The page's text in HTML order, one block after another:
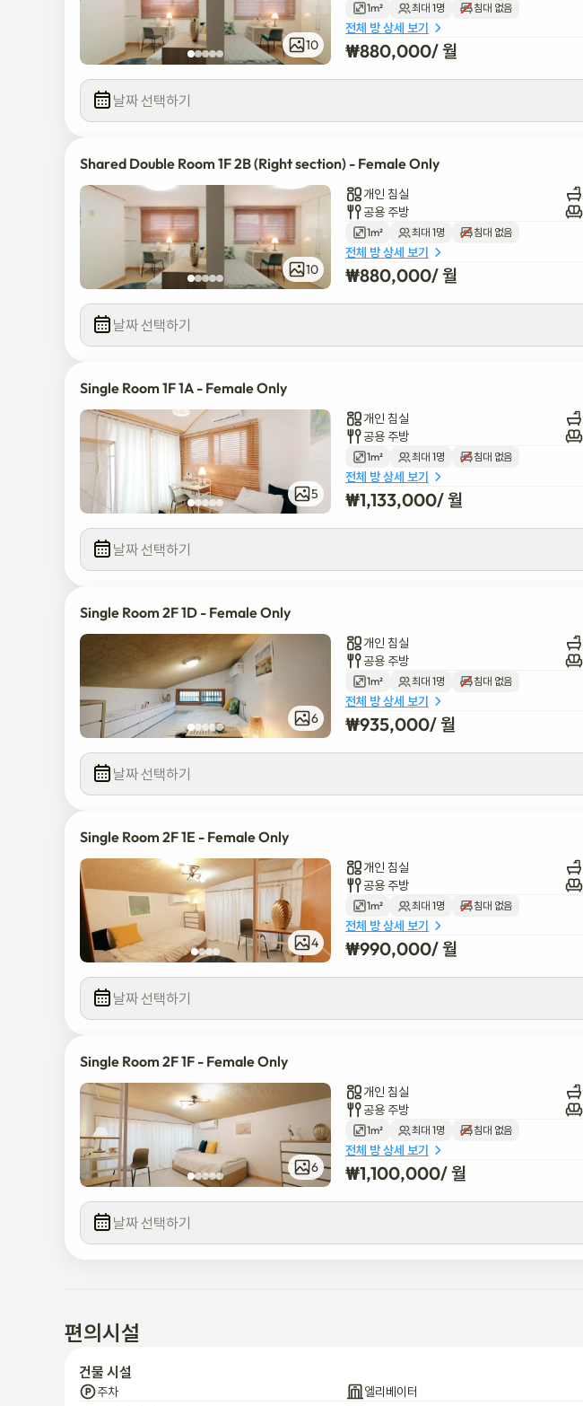
10
1m² 최대 1명 침대 없음
전체 방 상세 보기
₩880,000/ 월
날짜 선택하기
Shared Double Room 1F 2B (Right section) - Female Only
10
개인 침실
공용 주방
1m² 최대 1명 침대 없음
전체 방 상세 보기
₩880,000/ 월
날짜 선택하기
Single Room 1F 1A - Female Only
5
개인 침실
공용 주방
1m² 최대 1명 침대 없음
전체 방 상세 보기
₩1,133,000/ 월
날짜 선택하기
Single Room 2F 1D - Female Only
6
개인 침실
공용 주방
1m² 최대 1명 침대 없음
전체 방 상세 보기
₩935,000/ 월
날짜 선택하기
Single Room 2F 1E - Female Only
4
개인 침실
공용 주방
1m² 최대 1명 침대 없음
전체 방 상세 보기
₩990,000/ 월
날짜 선택하기
Single Room 2F 1F - Female Only
6
개인 침실
공용 주방
1m² 최대 1명 침대 없음
전체 방 상세 보기
₩1,100,000/ 월
날짜 선택하기
편의시설
건물 시설
주차 엘리베이터